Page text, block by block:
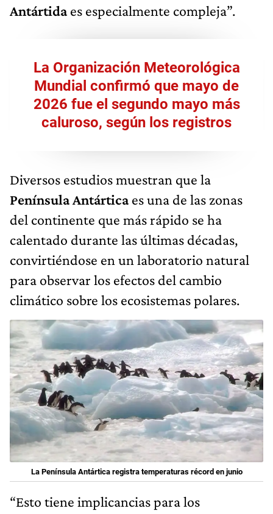
Antártidaes especialmente compleja”.
La Organización Meteorológica
Mundial confirmó que mayo de
2026 fue el segundo mayo más
caluroso, según los registros
Diversos estudios muestran que la
Península Antárticaes una de las zonas
del continente que más rápido se ha
calentado durante las últimas décadas,
convirtiéndose en un laboratorio natural
para observar los efectos del cambio
climático sobre los ecosistemas polares.
La Península Antártica registra temperaturas récord en junio
“Esto tiene implicancias para los